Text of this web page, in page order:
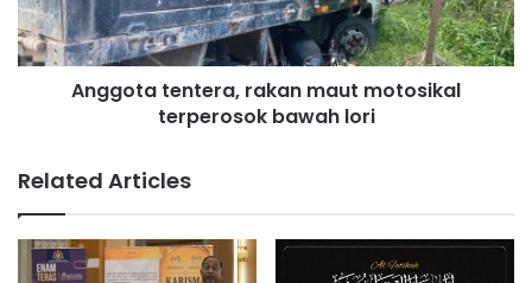
bawah
lori
Anggota tentera, rakan maut motosikal
terperosok bawah lori
Related Articles